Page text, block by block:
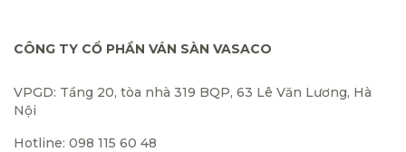
CÔNG TY CỔ PHẦN VÁN SÀN VASACO
VPGD: Tầng 20, tòa nhà 319 BQP, 63 Lê Văn Lương, Hà
Nội
Hotline: 098 115 60 48